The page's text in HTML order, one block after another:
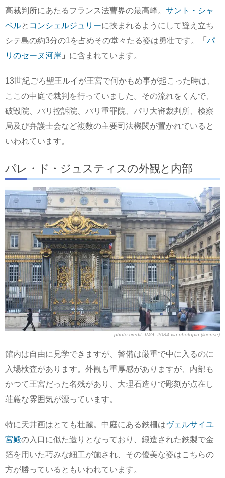
高裁判所にあたるフランス法曹界の最高峰。 サント・シャ
ペルと コンシェルジュリーに挟まれるようにして聳え立ち
シテ島の約3分の1を占めその堂々たる姿は勇壮です。
「 パ
リのセーヌ河岸 」 に含まれています。
13世紀ごろ聖王ルイが王宮で何かもめ事が起こった時は、
ここの中庭で裁判を行っていました。その流れをくんで、
破毀院、パリ控訴院、パリ重罪院、パリ大審裁判所、検察
局及び弁護士会など複数の主要司法機関が置かれていると
いわれています。
パレ・ド・ジュスティスの外観と内部
photo credit: IMG_2084 via photopin (license)
館内は自由に見学できますが、警備は厳重で中に入るのに
入場検査があります。外観も重厚感がありますが、内部も
かつて王宮だった名残があり、大理石造りで彫刻が点在し
荘厳な雰囲気が漂っています。
特に天井画はとても壮麗。中庭にある鉄柵はヴェルサイユ
宮殿の入口に似た造りとなっており、鍛造された鉄製で金
箔を用いた巧みな細工が施され、その優美な姿はこちらの
方が勝っているともいわれています。